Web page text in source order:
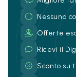
Nessuna
Offerte
Ricevi il
Sconto su